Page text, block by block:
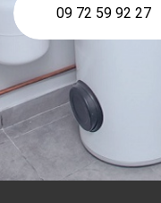
09 72 59 92 27